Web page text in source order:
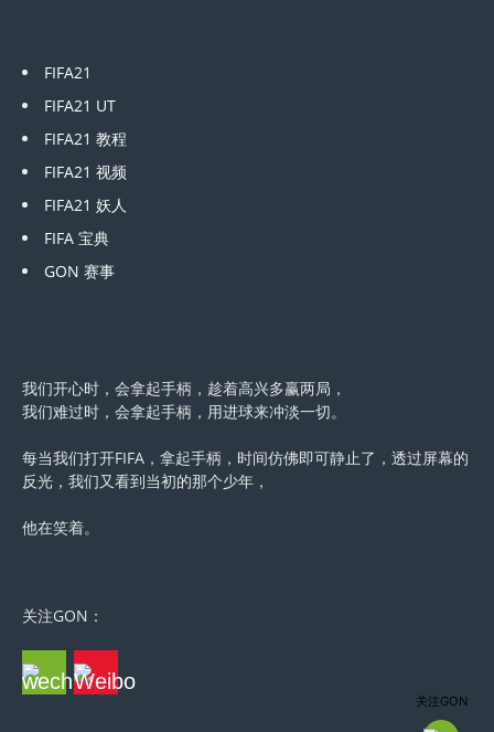
FIFA21
FIFA21 UT
FIFA21 教程
FIFA21 视频
FIFA21 妖人
FIFA 宝典
GON 赛事
我们开心时，会拿起手柄，趁着高兴多赢两局，
我们难过时，会拿起手柄，用进球来冲淡一切。
每当我们打开FIFA，拿起手柄，时间仿佛即可静止了，透过屏幕的
反光，我们又看到当初的那个少年，
他在笑着。
关注GON：
关注GON